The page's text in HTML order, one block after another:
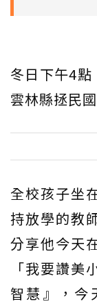
冬日下午4
雲林縣拯民
全校孩子坐
持放學的教
分享他今天
「我要讚
智慧』，今